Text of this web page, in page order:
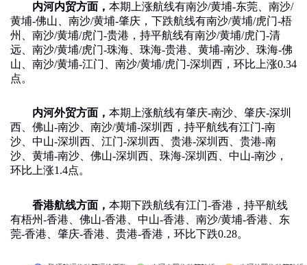
内河内贸方面， 本期上涨航线有南沙/黄埔-东莞、南沙/
黄埔-佛山、南沙/黄埔-肇庆 ，下跌航线有南沙/黄埔/虎门-梧
州、南沙/黄埔/虎门-贵港，持平航线有南沙/黄埔/虎门-清
远、南沙/黄埔/虎门-珠海、珠海-贵港、黄埔-南沙、珠海-佛
山、南沙/黄埔-江门、南沙/黄埔/虎门-深圳西， 环比 上涨0.34
点。
内河外贸方面， 本期 上涨航线有肇庆-南沙、肇庆-深圳
西、佛山-南沙、南沙/黄埔-深圳西 ， 持平航线有江门-南
沙、中山-深圳西、江门-深圳西、贵港-深圳西、贵港-南
沙、黄埔-南沙、佛山-深圳西、珠海-深圳西、中山-南沙，
环比 上涨1.4点。
香港航线方面， 本期下跌航线有江门-香港，持平航线
有梧州-香港、佛山-香港、中山-香港、南沙/黄埔-香港、东
莞-香港、肇庆-香港、贵港-香港，环比下跌0.28。